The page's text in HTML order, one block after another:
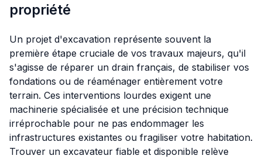
propriété
Un projet d'excavation représente souvent la
première étape cruciale de vos travaux majeurs, qu'il
s'agisse de réparer un drain français, de stabiliser vos
fondations ou de réaménager entièrement votre
terrain. Ces interventions lourdes exigent une
machinerie spécialisée et une précision technique
irréprochable pour ne pas endommager les
infrastructures existantes ou fragiliser votre habitation.
Trouver un excavateur fiable et disponible relève